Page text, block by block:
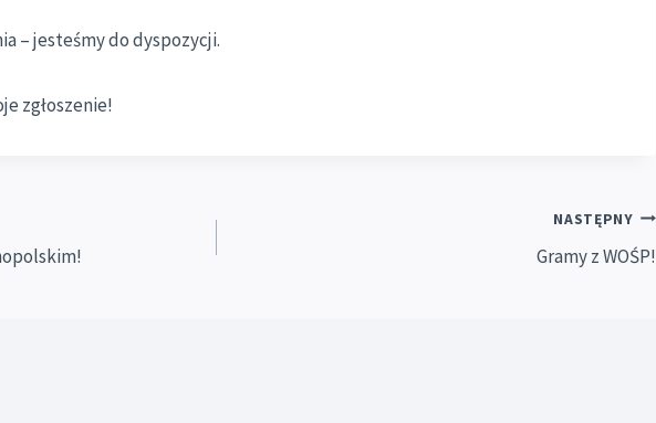
– jesteśmy do dyspozycji.
zgłoszenie!
NASTĘPNY
Gramy z WOŚP!